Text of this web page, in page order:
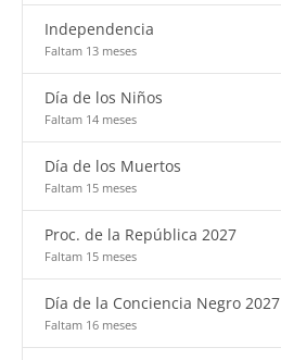
Independencia
Faltam 13 meses
Día de los Niños
Faltam 14 meses
Día de los Muertos
Faltam 15 meses
Proc. de la República 2027
Faltam 15 meses
Día de la Conciencia Negro 2027
Faltam 16 meses